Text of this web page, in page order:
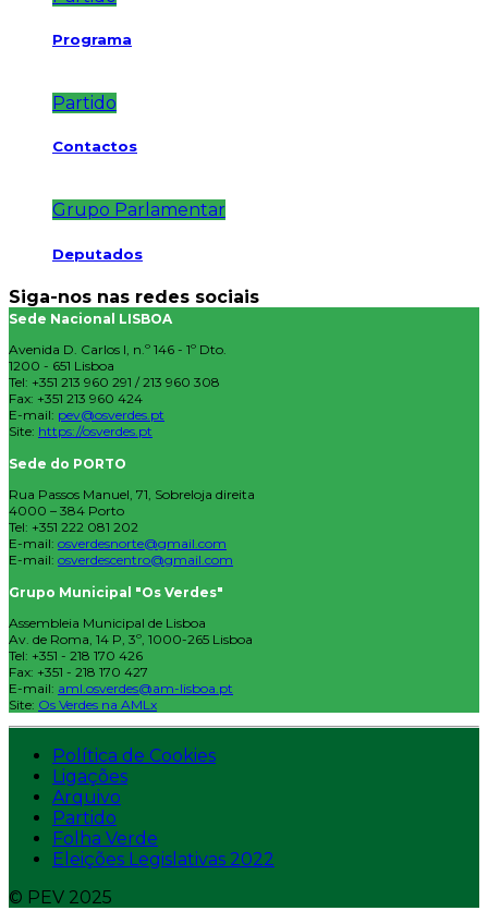
Programa
Partido
Contactos
Grupo Parlamentar
Deputados
Siga-nos nas redes sociais
Sede Nacional LISBOA
Avenida D. Carlos I, n.º 146 - 1º Dto.
1200 - 651 Lisboa
Tel: +351 213 960 291 / 213 960 308
Fax: +351 213 960 424
E-mail: pev@osverdes.pt
Site: https://osverdes.pt
Sede do PORTO
Rua Passos Manuel, 71, Sobreloja direita
4000 – 384 Porto
Tel: +351 222 081 202
E-mail: osverdesnorte@gmail.com
E-mail: osverdescentro@gmail.com
Grupo Municipal "Os Verdes"
Assembleia Municipal de Lisboa
Av. de Roma, 14 P, 3º, 1000-265 Lisboa
Tel: +351 - 218 170 426
Fax: +351 - 218 170 427
E-mail: aml.osverdes@am-lisboa.pt
Site: Os Verdes na AMLx
Política de Cookies
Ligações
Arquivo
Partido
Folha Verde
Eleições Legislativas 2022
© PEV 2025